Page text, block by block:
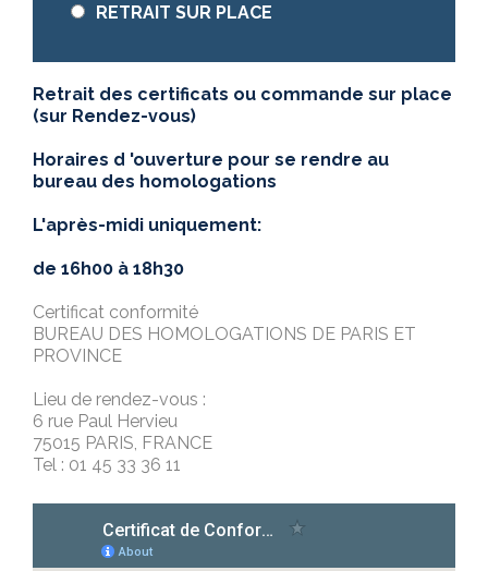
RETRAIT SUR PLACE
Retrait des certificats ou commande sur place
(sur Rendez-vous)
Horaires d 'ouverture pour se rendre au
bureau des homologations
L'après-midi uniquement:
de 16h00 à 18h30
Certificat conformité
BUREAU DES HOMOLOGATIONS DE PARIS ET
PROVINCE
Lieu de rendez-vous :
6 rue Paul Hervieu
75015 PARIS, FRANCE
Tel : 01 45 33 36 11